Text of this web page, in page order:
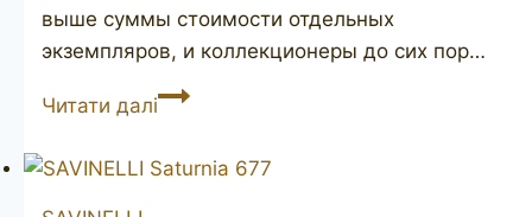
выше суммы стоимости отдельных
экземпляров, и коллекционеры до сих пор…
Читати даліJOHN
Redman’s